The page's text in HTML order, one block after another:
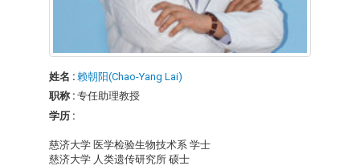
姓名 : 赖朝阳(Chao-Yang Lai)
职称 : 专任助理教授
学历 :
慈济大学 医学检验生物技术系 学士
慈济大学 人类遗传研究所 硕士